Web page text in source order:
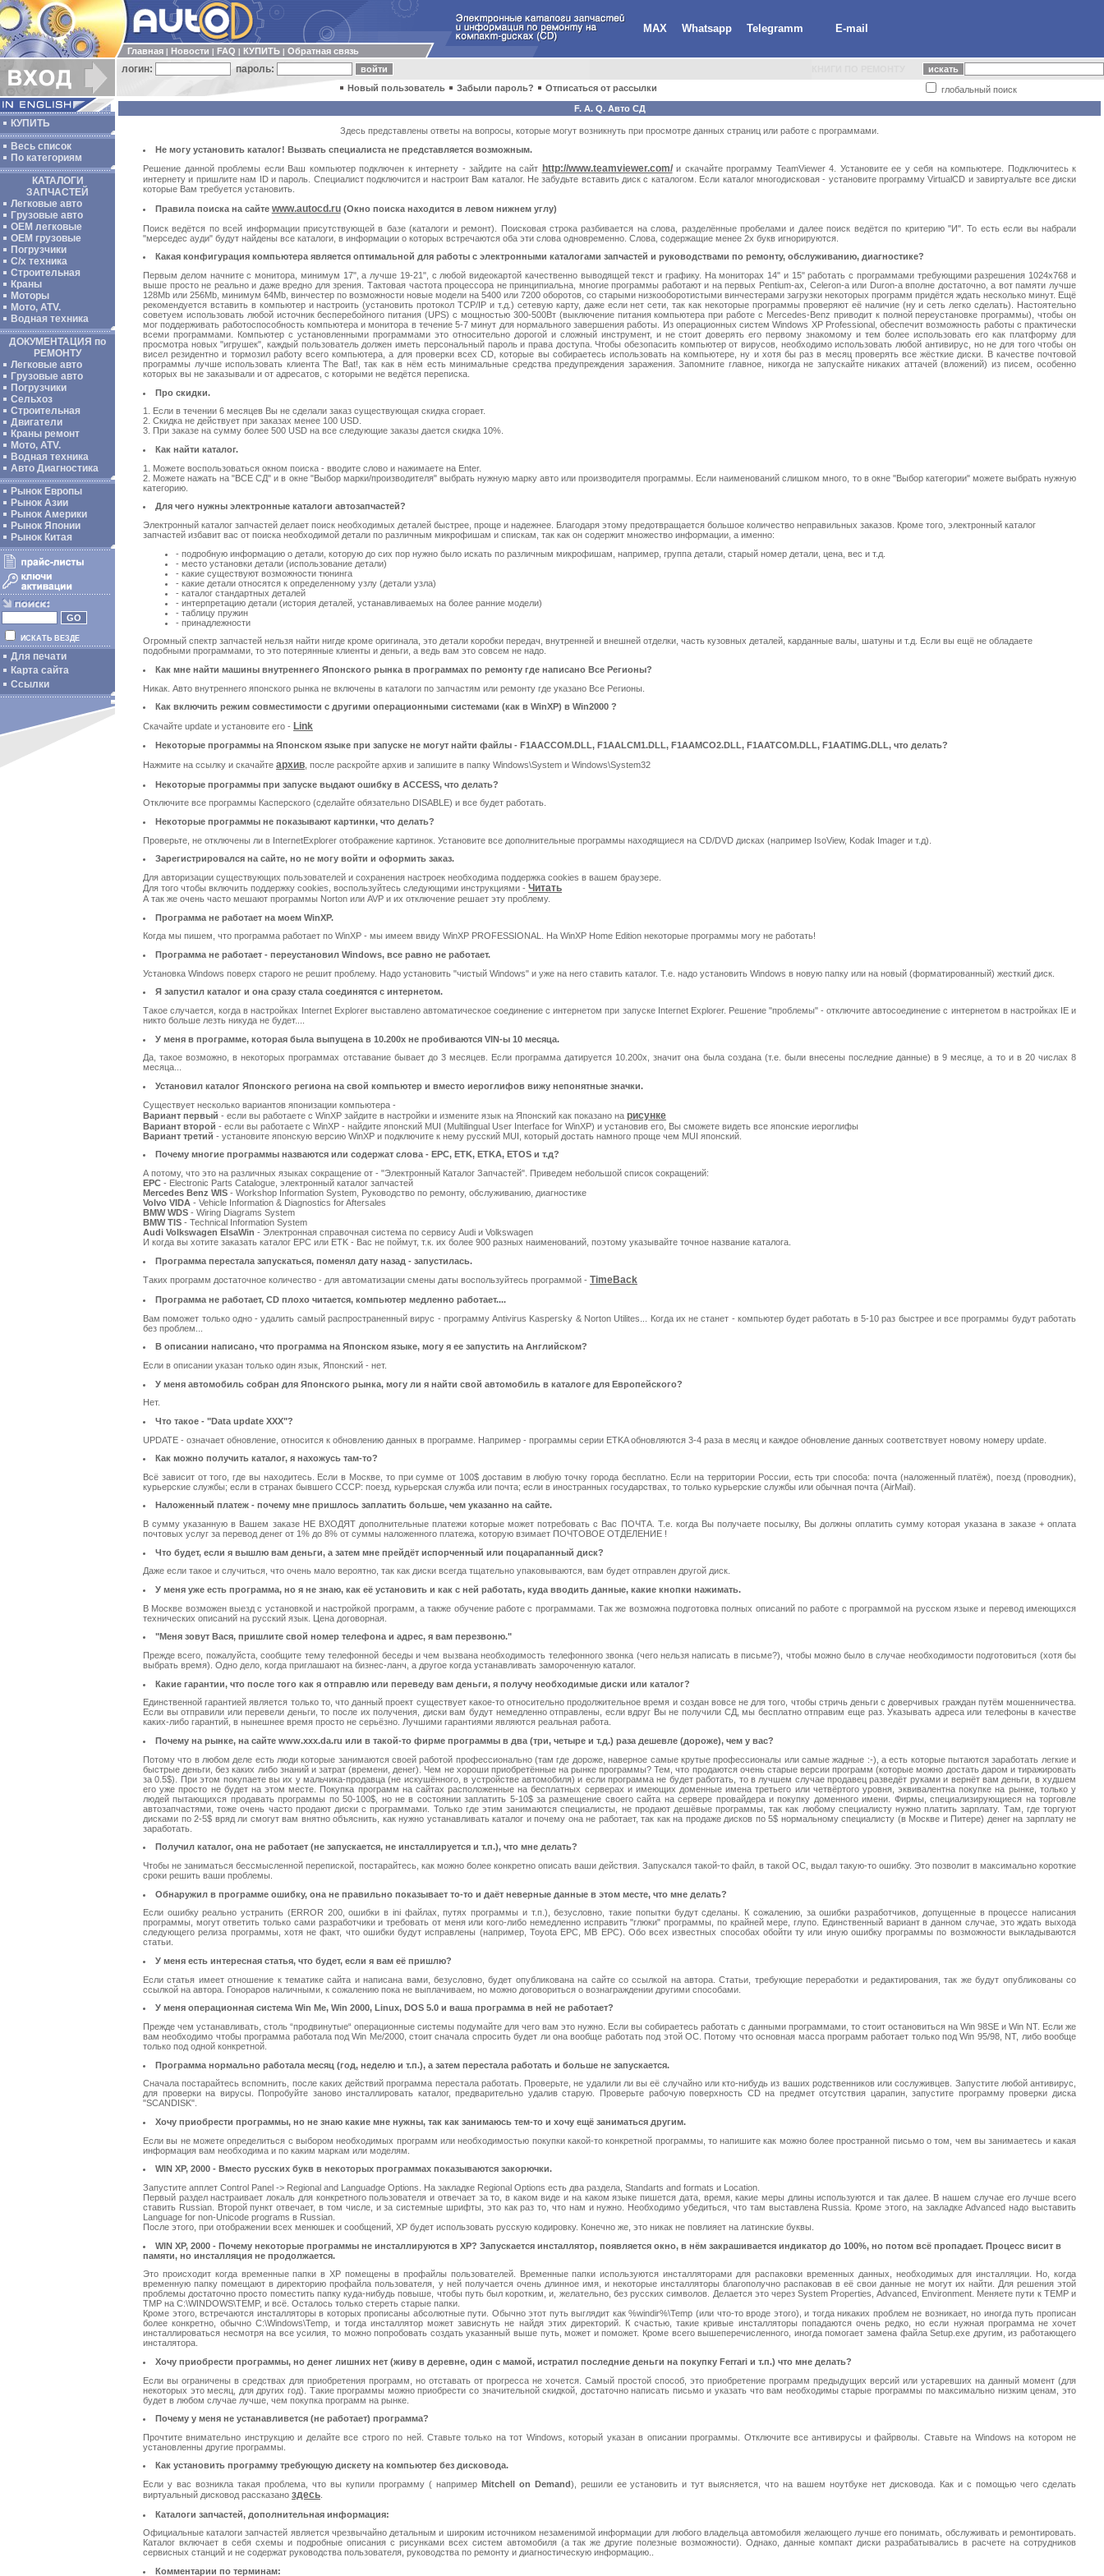
MAX Whatsapp Telegramm E-mail
Главная Новости FAQ КУПИТЬ Обратная связь
логин: пароль:
глобальный поиск
Новый пользователь Забыли пароль? Отписаться от рассылки
КУПИТЬ
Весь список
По категориям
КАТАЛОГИ
ЗАПЧАСТЕЙ
Легковые авто
Грузовые авто
ОЕМ легковые
OEM грузовые
Погрузчики
С/х техника
Строительная
Краны
Моторы
Мото, ATV.
Водная техника
ДОКУМЕНТАЦИЯ по
РЕМОНТУ
Легковые авто
Грузовые авто
Погрузчики
Сельхоз
Строительная
Двигатели
Краны ремонт
Мото, ATV.
Водная техника
Авто Диагностика
Рынок Европы
Рынок Азии
Рынок Америки
Рынок Японии
Рынок Китая
ИСКАТЬ ВЕЗДЕ
Для печати
Карта сайта
Ссылки
F. A. Q. Авто СД
Здесь представлены ответы на вопросы, которые могут возникнуть при просмотре данных страниц или работе с программами.
Не могу установить каталог! Вызвать специалиста не представляется возможным.
Решение данной проблемы если Ваш компьютер подключен к интернету - зайдите на сайт http://www.teamviewer.com/и скачайте программу TeamViewer 4. Установите ее у себя на компьютере. Подключитесь к
интернету и пришлите нам ID и пароль. Специалист подключится и настроит Вам каталог. Не забудьте вставить диск с каталогом. Если каталог многодисковая - установите программу VirtualCD и завиртуальте все диски
которые Вам требуется установить.
Правила поиска на сайте www.autocd.ru(Окно поиска находится в левом нижнем углу)
Поиск ведётся по всей информации присутствующей в базе (каталоги и ремонт). Поисковая строка разбивается на слова, разделённые пробелами и далее поиск ведётся по критерию "И". То есть если вы набрали
"мерседес ауди" будут найдены все каталоги, в информации о которых встречаются оба эти слова одновременно. Слова, содержащие менее 2х букв игнорируются.
Какая конфигурация компьютера является оптимальной для работы с электронными каталогами запчастей и руководствами по ремонту, обслуживанию, диагностике?
Первым делом начните с монитора, минимум 17", а лучше 19-21", с любой видеокартой качественно выводящей текст и графику. На мониторах 14" и 15" работать с программами требующими разрешения 1024x768 и
выше просто не реально и даже вредно для зрения. Тактовая частота процессора не принципиальна, многие программы работают и на первых Pentium-ах, Celeron-а или Duron-а вполне достаточно, а вот памяти лучше
128Mb или 256Mb, минимум 64Mb, винчестер по возможности новые модели на 5400 или 7200 оборотов, со старыми низкооборотистыми винчестерами загрузки некоторых программ придётся ждать несколько минут. Ещё
рекомендуется вставить в компьютер и настроить (установить протокол TCP/IP и т.д.) сетевую карту, даже если нет сети, так как некоторые программы проверяют её наличие (ну и сеть легко сделать). Настоятельно
советуем использовать любой источник бесперебойного питания (UPS) с мощностью 300-500Вт (выключение питания компьютера при работе с Mercedes-Benz приводит к полной переустановке программы), чтобы он
мог поддерживать работоспособность компьютера и монитора в течение 5-7 минут для нормального завершения работы. Из операционных систем Windows XP Professional, обеспечит возможность работы с практически
всеми программами. Компьютер с установленными программами это относительно дорогой и сложный инструмент, и не стоит доверять его первому знакомому и тем более использовать его как платформу для
просмотра новых "игрушек", каждый пользователь должен иметь персональный пароль и права доступа. Чтобы обезопасить компьютер от вирусов, необходимо использовать любой антивирус, но не для того чтобы он
висел резидентно и тормозил работу всего компьютера, а для проверки всех CD, которые вы собираетесь использовать на компьютере, ну и хотя бы раз в месяц проверять все жёсткие диски. В качестве почтовой
программы лучше использовать клиента The Bat!, так как в нём есть минимальные средства предупреждения заражения. Запомните главное, никогда не запускайте никаких аттачей (вложений) из писем, особенно
которых вы не заказывали и от адресатов, с которыми не ведётся переписка.
Про скидки.
1. Если в течении 6 месяцев Вы не сделали заказ существующая скидка сгорает.
2. Скидка не действует при заказах менее 100 USD.
3. При заказе на сумму более 500 USD на все следующие заказы дается скидка 10%.
Как найти каталог.
1. Можете воспользоваться окном поиска - вводите слово и нажимаете на Enter.
2. Можете нажать на "ВСЕ СД" и в окне "Выбор марки/производителя" выбрать нужную марку авто или производителя программы. Если наименований слишком много, то в окне "Выбор категории" можете выбрать нужную
категорию.
Для чего нужны электронные каталоги автозапчастей?
Электронный каталог запчастей делает поиск необходимых деталей быстрее, проще и надежнее. Благодаря этому предотвращается большое количество неправильных заказов. Кроме того, электронный каталог
запчастей избавит вас от поиска необходимой детали по различным микрофишам и спискам, так как он содержит множество информации, а именно:
- подробную информацию о детали, которую до сих пор нужно было искать по различным микрофишам, например, группа детали, старый номер детали, цена, вес и т.д.
- место установки детали (использование детали)
- какие существуют возможности тюнинга
- какие детали относятся к определенному узлу (детали узла)
- каталог стандартных деталей
- интерпретацию детали (история деталей, устанавливаемых на более ранние модели)
- таблицу пружин
- принадлежности
Огромный спектр запчастей нельзя найти нигде кроме оригинала, это детали коробки передач, внутренней и внешней отделки, часть кузовных деталей, карданные валы, шатуны и т.д. Если вы ещё не обладаете
подобными программами, то это потерянные клиенты и деньги, а ведь вам это совсем не надо.
Как мне найти машины внутреннего Японского рынка в программах по ремонту где написано Все Регионы?
Никак. Авто внутреннего японского рынка не включены в каталоги по запчастям или ремонту где указано Все Регионы.
Как включить режим совместимости с другими операционными системами (как в WinXP) в Win2000 ?
Скачайте update и установите его - Link
Некоторые программы на Японском языке при запуске не могут найти файлы - F1AACCOM.DLL, F1AALCM1.DLL, F1AAMCO2.DLL, F1AATCOM.DLL, F1AATIMG.DLL, что делать?
Нажмите на ссылку и скачайте архив , после раскройте архив и запишите в папку Windows\System и Windows\System32
Некоторые программы при запуске выдают ошибку в ACCESS, что делать?
Отключите все программы Касперского (сделайте обязательно DISABLE) и все будет работать.
Некоторые программы не показывают картинки, что делать?
Проверьте, не отключены ли в InternetExplorer отображение картинок. Установите все дополнительные программы находящиеся на CD/DVD дисках (например IsoView, Kodak Imager и т.д).
Зарегистрировался на сайте, но не могу войти и оформить заказ.
Для авторизации существующих пользователей и сохранения настроек необходима поддержка cookies в вашем браузере.
Для того чтобы включить поддержку cookies, воспользуйтесь следующими инструкциями - Читать
А так же очень часто мешают программы Norton или AVP и их отключение решает эту проблему.
Программа не работает на моем WinXP.
Когда мы пишем, что программа работает по WinXP - мы имеем ввиду WinXP PROFESSIONAL. На WinXP Home Edition некоторые программы могу не работать!
Программа не работает - переустановил Windows, все равно не работает.
Установка Windows поверх старого не решит проблему. Надо установить "чистый Windows" и уже на него ставить каталог. Т.е. надо установить Windows в новую папку или на новый (форматированный) жесткий диск.
Я запустил каталог и она сразу стала соединятся с интернетом.
Такое случается, когда в настройках Internet Explorer выставлено автоматическое соединение с интернетом при запуске Internet Explorer. Решение "проблемы" - отключите автосоединение с интернетом в настройках IE и
никто больше лезть никуда не будет....
У меня в программе, которая была выпущена в 10.200x не пробиваются VIN-ы 10 месяца.
Да, такое возможно, в некоторых программах отставание бывает до 3 месяцев. Если программа датируется 10.200x, значит она была создана (т.е. были внесены последние данные) в 9 месяце, а то и в 20 числах 8
месяца...
Установил каталог Японского региона на свой компьютер и вместо иероглифов вижу непонятные значки.
Существует несколько вариантов японизации компьютера -
Вариант первый - если вы работаете с WinXP зайдите в настройки и измените язык на Японский как показано на рисунке
Вариант второй - если вы работаете с WinXP - найдите японский MUI (Multilingual User Interface for WinXP) и установив его, Вы сможете видеть все японские иероглифы
Вариант третий - установите японскую версию WinXP и подключите к нему русский MUI, который достать намного проще чем MUI японский.
Почему многие программы назваются или содержат слова - EPC, ETK, ETKA, ETOS и т.д?
А потому, что это на различных языках сокращение от - "Электронный Каталог Запчастей". Приведем небольшой список сокращений:
EPC - Electronic Parts Catalogue, электронный каталог запчастей
Mercedes Benz WIS - Workshop Information System, Руководство по ремонту, обслуживанию, диагностике
Volvo VIDA - Vehicle Information & Diagnostics for Aftersales
BMW WDS - Wiring Diagrams System
BMW TIS - Technical Information System
Audi Volkswagen ElsaWin - Электронная справочная система по сервису Audi и Volkswagen
И когда вы хотите заказать каталог EPC или ETK - Вас не поймут, т.к. их более 900 разных наименований, поэтому указывайте точное название каталога.
Программа перестала запускаться, поменял дату назад - запустилась.
Таких программ достаточное количество - для автоматизации смены даты воспользуйтесь программой - TimeBack
Программа не работает, CD плохо читается, компьютер медленно работает....
Вам поможет только одно - удалить самый распространенный вирус - программу Antivirus Kaspersky & Norton Utilites... Когда их не станет - компьютер будет работать в 5-10 раз быстрее и все программы будут работать
без проблем...
В описании написано, что программа на Японском языке, могу я ее запустить на Английском?
Если в описании указан только один язык, Японский - нет.
У меня автомобиль собран для Японского рынка, могу ли я найти свой автомобиль в каталоге для Европейского?
Нет.
Что такое - "Data update XXX"?
UPDATE - означает обновление, относится к обновлению данных в программе. Например - программы серии ETKA обновляются 3-4 раза в месяц и каждое обновление данных соответствует новому номеру update.
Как можно получить каталог, я нахожусь там-то?
Всё зависит от того, где вы находитесь. Если в Москве, то при сумме от 100$ доставим в любую точку города бесплатно. Если на территории России, есть три способа: почта (наложенный платёж), поезд (проводник),
курьерские службы; если в странах бывшего СССР: поезд, курьерская служба или почта; если в иностранных государствах, то только курьерские службы или обычная почта (AirMail).
Наложенный платеж - почему мне пришлось заплатить больше, чем указанно на сайте.
В сумму указанную в Вашем заказе НЕ ВХОДЯТ дополнительные платежи которые может потребовать с Вас ПОЧТА. Т.е. когда Вы получаете посылку, Вы должны оплатить сумму которая указана в заказе + оплата
почтовых услуг за перевод денег от 1% до 8% от суммы наложенного платежа, которую взимает ПОЧТОВОЕ ОТДЕЛЕНИЕ !
Что будет, если я вышлю вам деньги, а затем мне прейдёт испорченный или поцарапанный диск?
Даже если такое и случиться, что очень мало вероятно, так как диски всегда тщательно упаковываются, вам будет отправлен другой диск.
У меня уже есть программа, но я не знаю, как её установить и как с ней работать, куда вводить данные, какие кнопки нажимать.
В Москве возможен выезд с установкой и настройкой программ, а также обучение работе с программами. Так же возможна подготовка полных описаний по работе с программой на русском языке и перевод имеющихся
технических описаний на русский язык. Цена договорная.
"Меня зовут Вася, пришлите свой номер телефона и адрес, я вам перезвоню."
Прежде всего, пожалуйста, сообщите тему телефонной беседы и чем вызвана необходимость телефонного звонка (чего нельзя написать в письме?), чтобы можно было в случае необходимости подготовиться (хотя бы
выбрать время). Одно дело, когда приглашают на бизнес-ланч, а другое когда устанавливать замороченную каталог.
Какие гарантии, что после того как я отправлю или переведу вам деньги, я получу необходимые диски или каталог?
Единственной гарантией является только то, что данный проект существует какое-то относительно продолжительное время и создан вовсе не для того, чтобы стричь деньги с доверчивых граждан путём мошенничества.
Если вы отправили или перевели деньги, то после их получения, диски вам будут немедленно отправлены, если вдруг Вы не получили СД, мы бесплатно отправим еще раз. Указывать адреса или телефоны в качестве
каких-либо гарантий, в нынешнее время просто не серьёзно. Лучшими гарантиями являются реальная работа.
Почему на рынке, на сайте www.xxx.da.ru или в такой-то фирме программы в два (три, четыре и т.д.) раза дешевле (дороже), чем у вас?
Потому что в любом деле есть люди которые занимаются своей работой профессионально (там где дороже, наверное самые крутые профессионалы или самые жадные :-), а есть которые пытаются заработать легкие и
быстрые деньги, без каких либо знаний и затрат (времени, денег). Чем не хороши приобретённые на рынке программы? Тем, что продаются очень старые версии программ (которые можно достать даром и тиражировать
за 0.5$). При этом покупаете вы их у мальчика-продавца (не искушённого, в устройстве автомобиля) и если программа не будет работать, то в лучшем случае продавец разведёт руками и вернёт вам деньги, в худшем
его уже просто не будет на этом месте. Покупка программ на сайтах расположенные на бесплатных серверах и имеющих доменные имена третьего или четвёртого уровня, эквивалентна покупке на рынке, только у
людей пытающихся продавать программы по 50-100$, но не в состоянии заплатить 5-10$ за размещение своего сайта на сервере провайдера и покупку доменного имени. Фирмы, специализирующиеся на торговле
автозапчастями, тоже очень часто продают диски с программами. Только где этим занимаются специалисты, не продают дешёвые программы, так как любому специалисту нужно платить зарплату. Там, где торгуют
дисками по 2-5$ вряд ли смогут вам внятно объяснить, как нужно устанавливать каталог и почему она не работает, так как на продаже дисков по 5$ нормальному специалисту (в Москве и Питере) денег на зарплату не
заработать.
Получил каталог, она не работает (не запускается, не инсталлируется и т.п.), что мне делать?
Чтобы не заниматься бессмысленной перепиской, постарайтесь, как можно более конкретно описать ваши действия. Запускался такой-то файл, в такой ОС, выдал такую-то ошибку. Это позволит в максимально короткие
сроки решить ваши проблемы.
Обнаружил в программе ошибку, она не правильно показывает то-то и даёт неверные данные в этом месте, что мне делать?
Если ошибку реально устранить (ERROR 200, ошибки в ini файлах, путях программы и т.п.), безусловно, такие попытки будут сделаны. К сожалению, за ошибки разработчиков, допущенные в процессе написания
программы, могут ответить только сами разработчики и требовать от меня или кого-либо немедленно исправить "глюки" программы, по крайней мере, глупо. Единственный вариант в данном случае, это ждать выхода
следующего релиза программы, хотя не факт, что ошибки будут исправлены (например, Toyota EPC, MB EPC). Обо всех известных способах обойти ту или иную ошибку программы по возможности выкладываются
статьи.
У меня есть интересная статья, что будет, если я вам её пришлю?
Если статья имеет отношение к тематике сайта и написана вами, безусловно, будет опубликована на сайте со ссылкой на автора. Статьи, требующие переработки и редактирования, так же будут опубликованы со
ссылкой на автора. Гонораров наличными, к сожалению пока не выплачиваем, но можно договориться о вознаграждении другими способами.
У меня операционная система Win Me, Win 2000, Linux, DOS 5.0 и ваша программа в ней не работает?
Прежде чем устанавливать, столь “продвинутые“ операционные системы подумайте для чего вам это нужно. Если вы собираетесь работать с данными программами, то стоит остановиться на Win 98SE и Win NT. Если же
вам необходимо чтобы программа работала под Win Me/2000, стоит сначала спросить будет ли она вообще работать под этой ОС. Потому что основная масса программ работает только под Win 95/98, NT, либо вообще
только под одной конкретной.
Программа нормально работала месяц (год, неделю и т.п.), а затем перестала работать и больше не запускается.
Сначала постарайтесь вспомнить, после каких действий программа перестала работать. Проверьте, не удалили ли вы её случайно или кто-нибудь из ваших родственников или сослуживцев. Запустите любой антивирус,
для проверки на вирусы. Попробуйте заново инсталлировать каталог, предварительно удалив старую. Проверьте рабочую поверхность CD на предмет отсутствия царапин, запустите программу проверки диска
"SCANDISK".
Хочу приобрести программы, но не знаю какие мне нужны, так как занимаюсь тем-то и хочу ещё заниматься другим.
Если вы не можете определиться с выбором необходимых программ или необходимостью покупки какой-то конкретной программы, то напишите как можно более пространной письмо о том, чем вы занимаетесь и какая
информация вам необходима и по каким маркам или моделям.
WIN XP, 2000 - Вместо русских букв в некоторых программах показываются закорючки.
Запустите апплет Control Panel -> Regional and Languadge Options. На закладке Regional Options есть два раздела, Standarts and formats и Location.
Первый раздел настраивает локаль для конкретного пользователя и отвечает за то, в каком виде и на каком языке пишется дата, время, какие меры длины используются и так далее. В нашем случае его лучше всего
ставить Russian. Второй пункт отвечает, в том числе, и за системные шрифты, это как раз то, что нам и нужно. Необходимо убедиться, что там выставлена Russia. Кроме этого, на закладке Advanced надо выставить
Language for non-Unicode programs в Russian.
После этого, при отображении всех менюшек и сообщений, XP будет использовать русскую кодировку. Конечно же, это никак не повлияет на латинские буквы.
WIN XP, 2000 - Почему некоторые программы не инсталлируются в XP? Запускается инсталлятор, появляется окно, в нём закрашивается индикатор до 100%, но потом всё пропадает. Процесс висит в
памяти, но инсталляция не продолжается.
Это происходит когда временные папки в XP помещены в профайлы пользователей. Временные папки используются инсталляторами для распаковки временных данных, необходимых для инсталляции. Но, когда
временную папку помещают в директорию профайла пользователя, у ней получается очень длинное имя, и некоторые инсталляторы благополучно распаковав в её свои данные не могут их найти. Для решения этой
проблемы достаточно просто поместить папку куда-нибудь повыше, чтобы путь был коротким, и, желательно, без русских символов. Делается это через System Properties, Advanced, Environment. Меняете пути к TEMP и
TMP на C:\WINDOWS\TEMP, и всё. Осталось только стереть старые папки.
Кроме этого, встречаются инсталляторы в которых прописаны абсолютные пути. Обычно этот путь выглядит как %windir%\Temp (или что-то вроде этого), и тогда никаких проблем не возникает, но иногда путь прописан
более конкретно, обычно C:\Windows\Temp, и тогда инсталлятор может зависнуть не найдя этих директорий. К счастью, такие кривые инсталляторы попадаются очень редко, но если нужная программа не хочет
инсталлироваться несмотря на все усилия, то можно попробовать создать указанный выше путь, может и поможет. Кроме всего вышеперечисленного, иногда помогает замена файла Setup.exe другим, из работающего
инсталятора.
Хочу приобрести программы, но денег лишних нет (живу в деревне, один с мамой, истратил последние деньги на покупку Ferrari и т.п.) что мне делать?
Если вы ограничены в средствах для приобретения программ, но отставать от прогресса не хочется. Самый простой способ, это приобретение программ предыдущих версий или устаревших на данный момент (для
некоторых это месяц, для других год). Такие программы можно приобрести со значительной скидкой, достаточно написать письмо и указать что вам необходимы старые программы по максимально низким ценам, это
будет в любом случае лучше, чем покупка программ на рынке.
Почему у меня не устанавливется (не работает) программа?
Прочтите внимательно инструкцию и делайте все строго по ней. Ставьте только на тот Windows, который указан в описании программы. Отключите все антивирусы и файрволы. Ставьте на Windows на котором не
установленны другие программы.
Как установить программу требующую дискету на компьютер без дисковода.
Если у вас возникла такая проблема, что вы купили программу ( например Mitchell on Demand), решили ее установить и тут выясняется, что на вашем ноутбуке нет дисковода. Как и с помощью чего сделать
виртуальный дисковод рассказано здесь
Каталоги запчастей, дополнительная информация:
Официальные каталоги запчастей является чрезвычайно детальным и широким источником незаменимой информации для любого владельца автомобиля желающего лучше его понимать, обслуживать и ремонтировать.
Каталог включает в себя схемы и подробные описания с рисунками всех систем автомобиля (а так же другие полезные возможности). Однако, данные компакт диски разрабатывались в расчете на сотрудников
сервисных станций и не содержат руководства пользователя, руководства по ремонту и диагностическую информацию..
Комментарии по терминам: